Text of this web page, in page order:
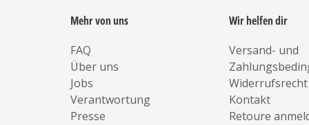
Mehr von uns
FAQ
Über uns
Jobs
Verantwortung
Presse
Wir helfen dir
Versand- und
Widerrufsrecht
Kontakt
Retoure